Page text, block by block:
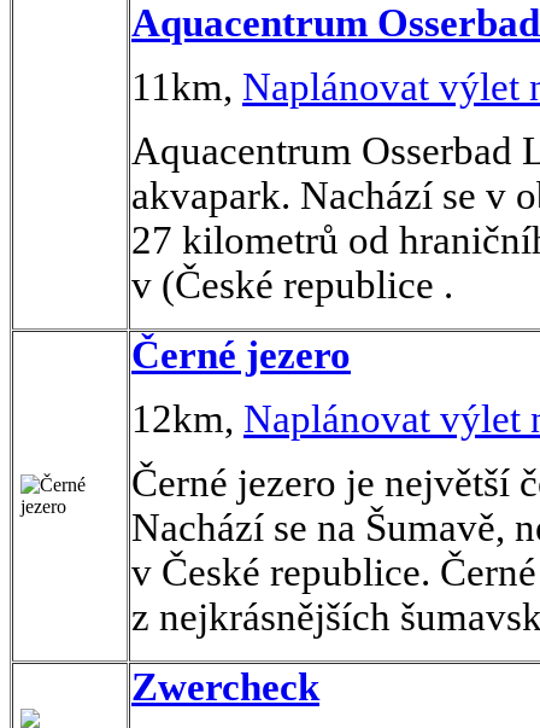
Aquacentrum
11km, Naplánovat výlet
Aquacentrum Osserbad
akvapark. Nachází se v
27 kilometrů od
v (České republice .
Černé jezero
12km, Naplánovat výlet
Černé jezero je největší
Nachází se na Šumavě,
v České republice.
z nejkrásnějších
Zwercheck